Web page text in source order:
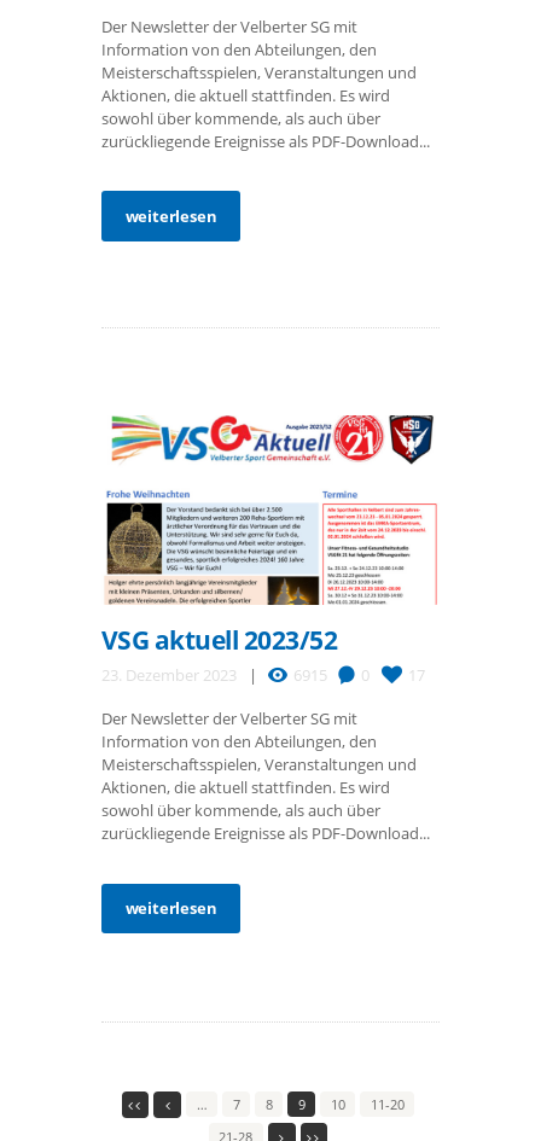
Der Newsletter der Velberter SG mit
Information von den Abteilungen, den
Meisterschaftsspielen, Veranstaltungen und
Aktionen, die aktuell stattfinden. Es wird
sowohl über kommende, als auch über
zurückliegende Ereignisse als PDF-Download...
weiterlesen
VSG aktuell 2023/52
23. Dezember 2023 6915 0 17
Der Newsletter der Velberter SG mit
Information von den Abteilungen, den
Meisterschaftsspielen, Veranstaltungen und
Aktionen, die aktuell stattfinden. Es wird
sowohl über kommende, als auch über
zurückliegende Ereignisse als PDF-Download...
weiterlesen
… 7 8 9 10
11-20
21-28